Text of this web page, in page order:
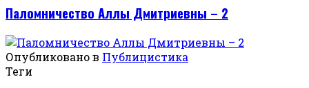
Паломничество Аллы Дмитриевны – 2
Опубликовано в Публицистика
Теги